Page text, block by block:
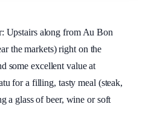
Upstairs along from Au Bon
the markets) right on the
some excellent value at
for a filling, tasty meal (steak,
a glass of beer, wine or soft